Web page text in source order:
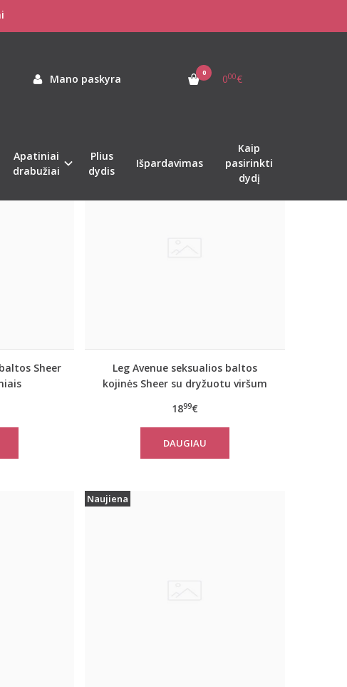
Mano paskyra 0 000€
Apatiniai
drabužiai
Plius
dydis
Išpardavimas
Kaip
pasirinkti
dydį
Sheer
Naujiena
Leg Avenue seksualios baltos
kojinės Sheer su dryžuotu viršum
1899€
DAUGIAU
Naujiena